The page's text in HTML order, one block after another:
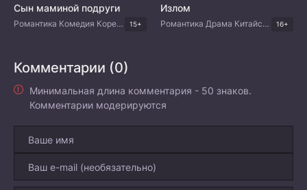
Сын маминой подруги
Романтика Комедия Корейские дорамы 15+
Излом
Романтика Драма Китайские дорамы 16+
Комментарии (0)
Минимальная длина комментария - 50 знаков.
Комментарии модерируются